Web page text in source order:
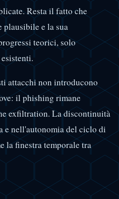
Resta il fatto che
plausibile e la sua
teorici, solo
attacchi non introducono
il phishing rimane
exfiltration. La discontinuità
e nell'autonomia del ciclo di
la finestra temporale tra